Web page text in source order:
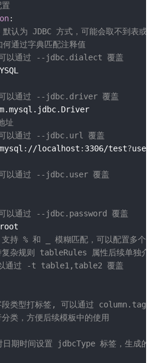
:
认为 JDBC 方式，可能会取不到表或字
通过字典匹配注释值
可以通过 --jdbc.dialect 覆盖
可以通过 --jdbc.driver 覆盖
址
可以通过 --jdbc.url 覆盖
mysql : //localhost : 3306/test?
可以通过 --jdbc.user 覆盖
可以通过 --jdbc.password 覆盖
root
支持 % 和 _ 模糊匹配，可以配置多个值
杂规则 tableRules 属性后续单独介绍
以通过 -t table1,table2 覆盖
段类型打标签, 可以通过
类，方便后续模板中的使用
日期时间设置 jdbcType 标签，生成的代